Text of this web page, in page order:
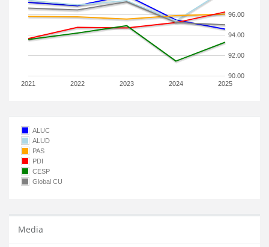
2021 2022 2023 2024 2025
90.00
92.00
94.00
96.00
ALUC
ALUD
PAS
PDI
CESP
Global CU
Media